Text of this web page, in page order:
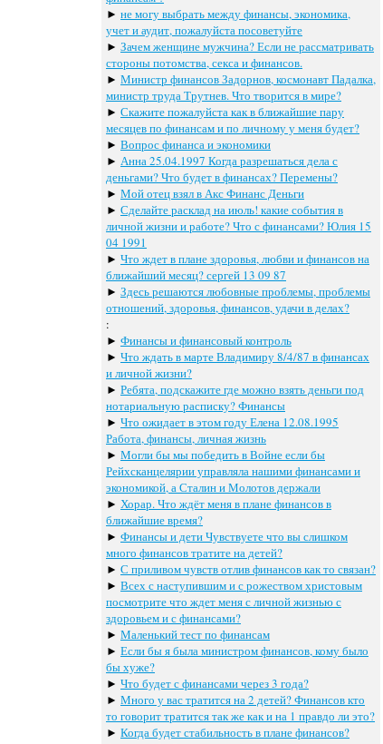
►не могу выбрать между финансы, экономика,
учет и аудит, пожалуйста посоветуйте
►Зачем женщине мужчина? Если не рассматривать
стороны потомства, секса и финансов.
►Министр финансов Задорнов, космонавт Падалка,
министр труда Трутнев. Что творится в мире?
►Скажите пожалуйста как в ближайшие пару
месяцев по финансам и по личному у меня будет?
►Вопрос финанса и экономики
►Анна 25.04.1997 Когда разрешаться дела с
деньгами? Что будет в финансах? Перемены?
►Мой отец взял в Акс Финанс Деньги
►Сделайте расклад на июль! какие события в
личной жизни и работе? Что с финансами? Юлия 15
04 1991
►Что ждет в плане здоровья, любви и финансов на
ближайший месяц? сергей 13 09 87
►Здесь решаются любовные проблемы, проблемы
отношений, здоровья, финансов, удачи в делах?
:
►Финансы и финансовый контроль
►Что ждать в марте Владимиру 8/4/87 в финансах
и личной жизни?
►Ребята, подскажите где можно взять деньги под
нотариальную расписку? Финансы
►Что ожидает в этом году Елена 12.08.1995
Работа, финансы, личная жизнь
►Могли бы мы победить в Войне если бы
Рейхсканцелярии управляла нашими финансами и
экономикой, а Сталин и Молотов держали
►Хорар. Что ждёт меня в плане финансов в
ближайшие время?
►Финансы и дети Чувствуете что вы слишком
много финансов тратите на детей?
►С приливом чувств отлив финансов как то связан?
►Всех с наступившим и с рожеством христовым
посмотрите что ждет меня с личной жизнью с
здоровьем и с финансами?
►Маленький тест по финансам
►Если бы я была министром финансов, кому было
бы хуже?
►Что будет с финансами через 3 года?
►Много у вас тратится на 2 детей? Финансов кто
то говорит тратится так же как и на 1 правдо ли это?
►Когда будет стабильность в плане финансов?